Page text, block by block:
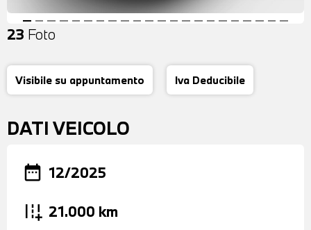
23 Foto
Visibile su appuntamento Iva Deducibile
DATI VEICOLO
date_range 12/2025
add_road 21.000 km